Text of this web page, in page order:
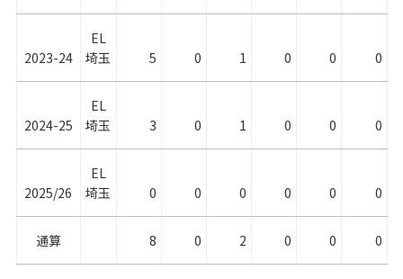
2023-24
EL
埼玉
5 0 1 0 0 0
2024-25
EL
埼玉
3 0 1 0 0 0
2025/26
EL
埼玉
0 0 0 0 0 0
通算 8 0 2 0 0 0